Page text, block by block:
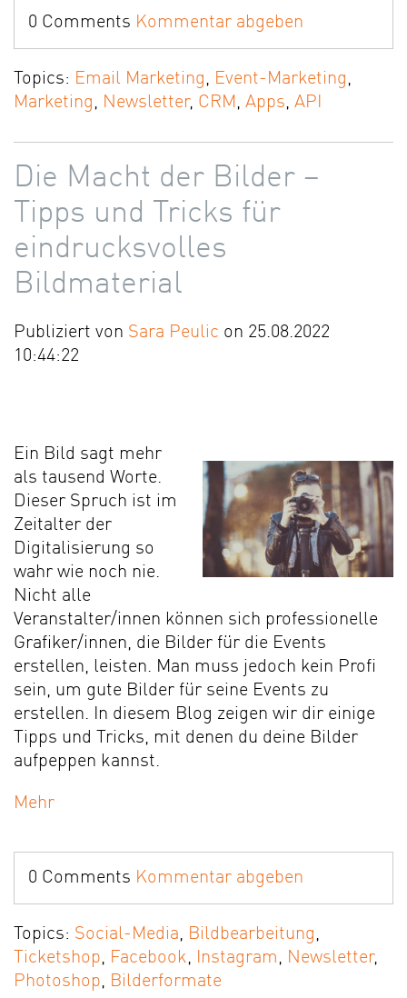
0 Comments Kommentar abgeben
Topics: Email Marketing, Event-Marketing,
Marketing, Newsletter, CRM , Apps, API
Die Macht der Bilder –
Tipps und Tricks für
eindrucksvolles
Bildmaterial
Publiziert von Sara Peulic on 25.08.2022
10:44:22
Ein Bild sagt mehr
als tausend Worte.
Dieser Spruch ist im
Zeitalter der
Digitalisierung so
wahr wie noch nie.
Nicht alle
Veranstalter/innen können sich professionelle
Grafiker/innen, die Bilder für die Events
erstellen, leisten. Man muss jedoch kein Profi
sein, um gute Bilder für seine Events zu
erstellen. In diesem Blog zeigen wir dir einige
Tipps und Tricks, mit denen du deine Bilder
aufpeppen kannst.
Mehr
0 Comments Kommentar abgeben
Topics: Social-Media, Bildbearbeitung,
Ticketshop, Facebook, Instagram, Newsletter,
Photoshop, Bilderformate